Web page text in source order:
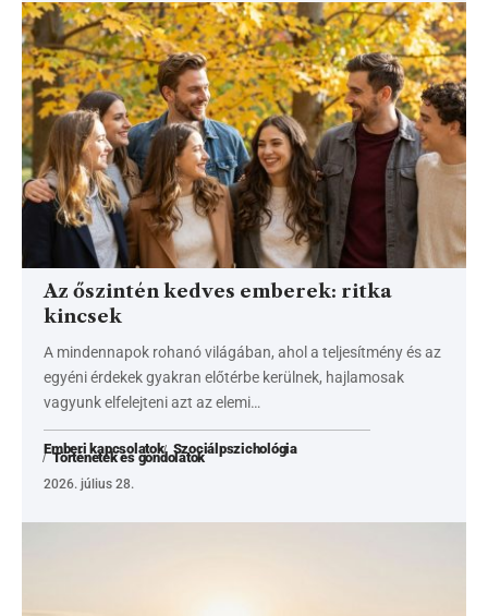
Az őszintén kedves emberek: ritka
kincsek
A mindennapok rohanó világában, ahol a teljesítmény és az
egyéni érdekek gyakran előtérbe kerülnek, hajlamosak
vagyunk elfelejteni azt az elemi…
Emberi kapcsolatok Szociálpszichológia
Történetek és gondolatok
2026. július 28.